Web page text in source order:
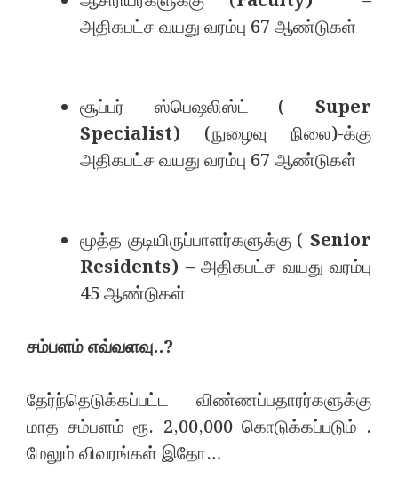
அதிகபட்ச வயது வரம்பு 67 ஆண்டுகள்
சூப்பர் ஸ்பெஷலிஸ்ட் ( Super
Specialist) (நுழைவு நிலை)-க்கு
அதிகபட்ச வயது வரம்பு 67 ஆண்டுகள்
மூத்த குடியிருப்பாளர்களுக்கு ( Senior
Residents) – அதிகபட்ச வயது வரம்பு
45 ஆண்டுகள்
சம்பளம் எவ்வளவு..?
தேர்ந்தெடுக்கப்பட்ட விண்ணப்பதாரர்களுக்கு
மாத சம்பளம் ரூ. 2,00,000 கொடுக்கப்படும் .
மேலும் விவரங்கள் இதோ…